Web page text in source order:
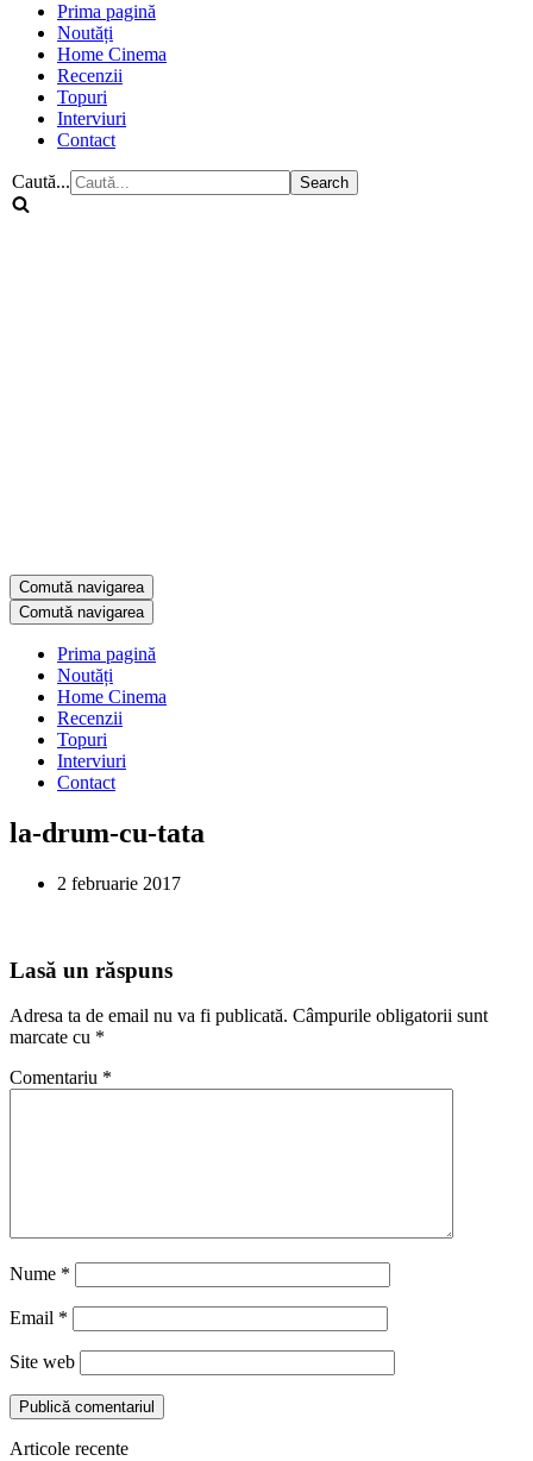
Prima pagină
Noutăți
Home Cinema
Recenzii
Topuri
Interviuri
Contact
Caută...
Comută navigarea
Comută navigarea
Prima pagină
Noutăți
Home Cinema
Recenzii
Topuri
Interviuri
Contact
la-drum-cu-tata
2 februarie 2017
Lasă un răspuns
Adresa ta de email nu va fi publicată. Câmpurile obligatorii sunt
marcate cu *
Comentariu *
Nume *
Email *
Site web
Articole recente